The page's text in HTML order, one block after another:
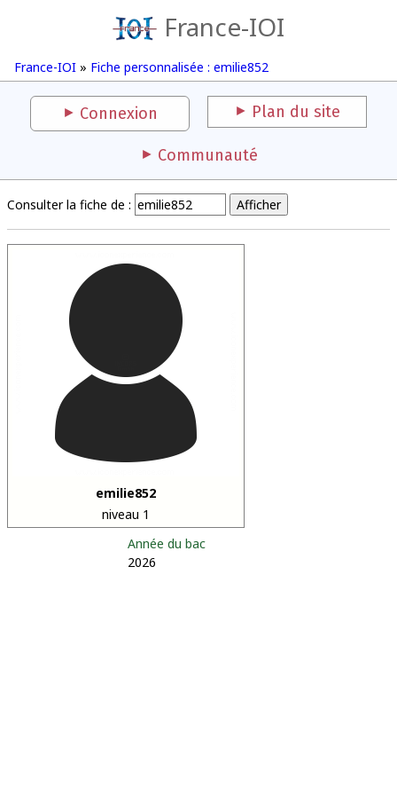
France-IOI
France-IOI » Fiche personnalisée : emilie852
Connexion Plan du site
Communauté
Consulter la fiche de :
emilie852
niveau 1
Année du bac
2026